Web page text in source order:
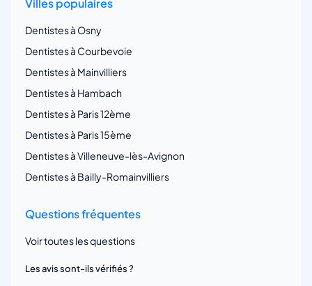
Villes populaires
Dentistes à Osny
Dentistes à Courbevoie
Dentistes à Mainvilliers
Dentistes à Hambach
Dentistes à Paris 12ème
Dentistes à Paris 15ème
Dentistes à Villeneuve-lès-Avignon
Dentistes à Bailly-Romainvilliers
Questions fréquentes
Voir toutes les questions
Les avis sont-ils vérifiés ?